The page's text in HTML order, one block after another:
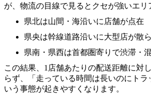
が、物流の目線で見るとクセが強いエリ
県北は山間・海沿いに店舗が点在
県央は幹線道路沿いに大型店が散
県南・県西は首都圏寄りで渋滞・
この結果、1店舗あたりの配送距離に対
らず、「走っている時間は長いのにトラ
いう事態が起きやすくなります。